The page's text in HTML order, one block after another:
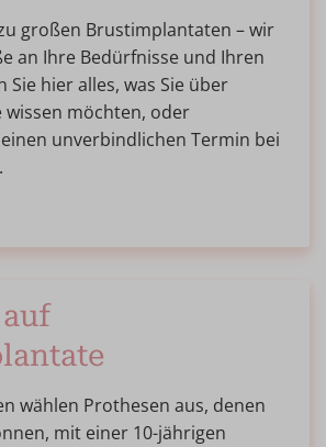
großen Brustimplantaten – wir
an Ihre Bedürfnisse und Ihren
Sie hier alles, was Sie über
möchten, oder
unverbindlichen Termin bei
wählen Prothesen aus, denen
mit einer 10-jährigen